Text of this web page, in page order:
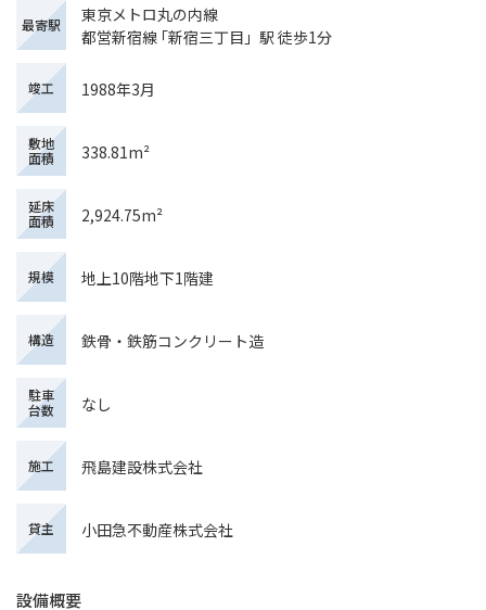
最寄駅
東京メトロ丸の内線
都営新宿線 ｢新宿三丁目」駅 徒歩1分
竣工 1988年3月
敷地
面積
338.81m²
延床
面積
2,924.75m²
規模 地上10階地下1階建
構造 鉄骨・鉄筋コンクリート造
駐車
台数
なし
施工 飛島建設株式会社
貸主 小田急不動産株式会社
設備概要